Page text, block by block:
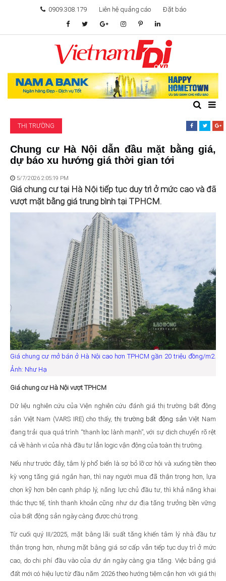
0909.308.179 Liên hệ quảng cáo Đặt báo
TÂM ĐIỂM ĐẦU TƯ
TÀI CHÍNH
KHỞI NGHIỆP
GIẢI TRÍ & CÔNG NGHỆ
THỊ TRƯỜNG
Chung cư Hà Nội dẫn đầu mặt bằng giá,
dự báo xu hướng giá thời gian tới
5/7/2026 2:05:19 PM
Giá chung cư tại Hà Nội tiếp tục duy trì ở mức cao và đã
vượt mặt bằng giá trung bình tại TPHCM.
Giá chung cư mở bán ở Hà Nội cao hơn TPHCM gần 20 triệu đồng/m2.
Ảnh: Như Hạ
Giá chung cư Hà Nội vượt TPHCM
Dữ liệu nghiên cứu của Viện nghiên cứu đánh giá thị trường bất động
sản Việt Nam (VARS IRE) cho thấy,thị trường bất động sản Việt Nam
đang trải qua quá trình “thanh lọc lành mạnh”, với sự dịch chuyển rõ rệt
cả về hành vi của nhà đầu tư lẫn logic vận động của toàn thị trường.
Nếu như trước đây, tâm lý phổ biến là sợ bỏ lỡ cơ hội và xuống tiền theo
kỳ vọng tăng giá ngắn hạn, thì nay người mua đã thận trọng hơn, lựa
chọn kỹ hơn bên cạnh pháp lý, năng lực chủ đầu tư, thì khả năng khai
thác thực tế, tính thanh khoản cũng như dư địa tăng trưởng bền vững
của bất động sản ngày càng được chú trọng.
Từ cuối quý III/2025, mặt bằng lãi suất tăng khiến tâm lý nhà đầu tư
thận trọng hơn, nhưng mặt bằng giá sơ cấp vẫn tiếp tục duy trì ở mức
cao, do chi phí đầu vào của dự án ngày càng gia tăng. Việc bảng giá
đất mới có hiệu lực từ đầu năm 2026 theo hướng tiệm cận hơn với giá thị